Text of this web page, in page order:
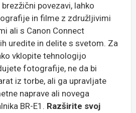
povezavi, lahko
in filme z združljivimi
ali s Canon Connect
uredite in delite s svetom. Za
vklopite tehnologijo
fotografije, ne da bi
iz torbe, ali ga upravljate
naprave ali novega
BR-E1. Razširite svoj